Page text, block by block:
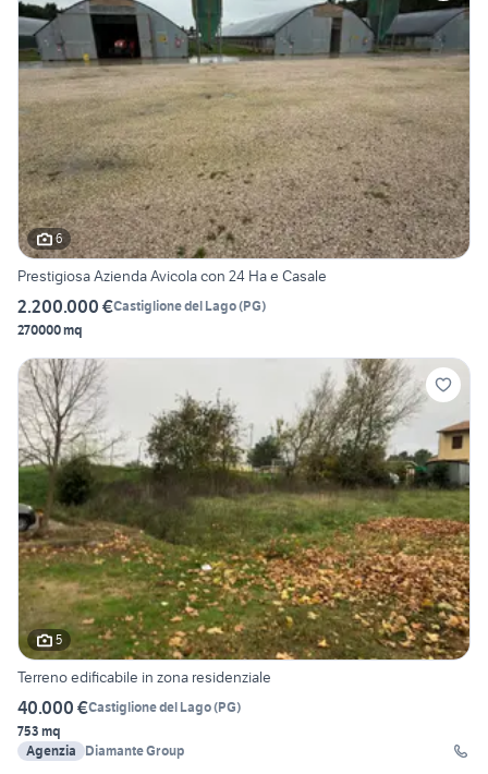
6
Prestigiosa Azienda Avicola con 24 Ha e Casale
2.200.000 €Castiglione del Lago(PG)
270000 mq
5
Terreno edificabile in zona residenziale
40.000 €Castiglione del Lago(PG)
753 mq
Agenzia
Diamante Group